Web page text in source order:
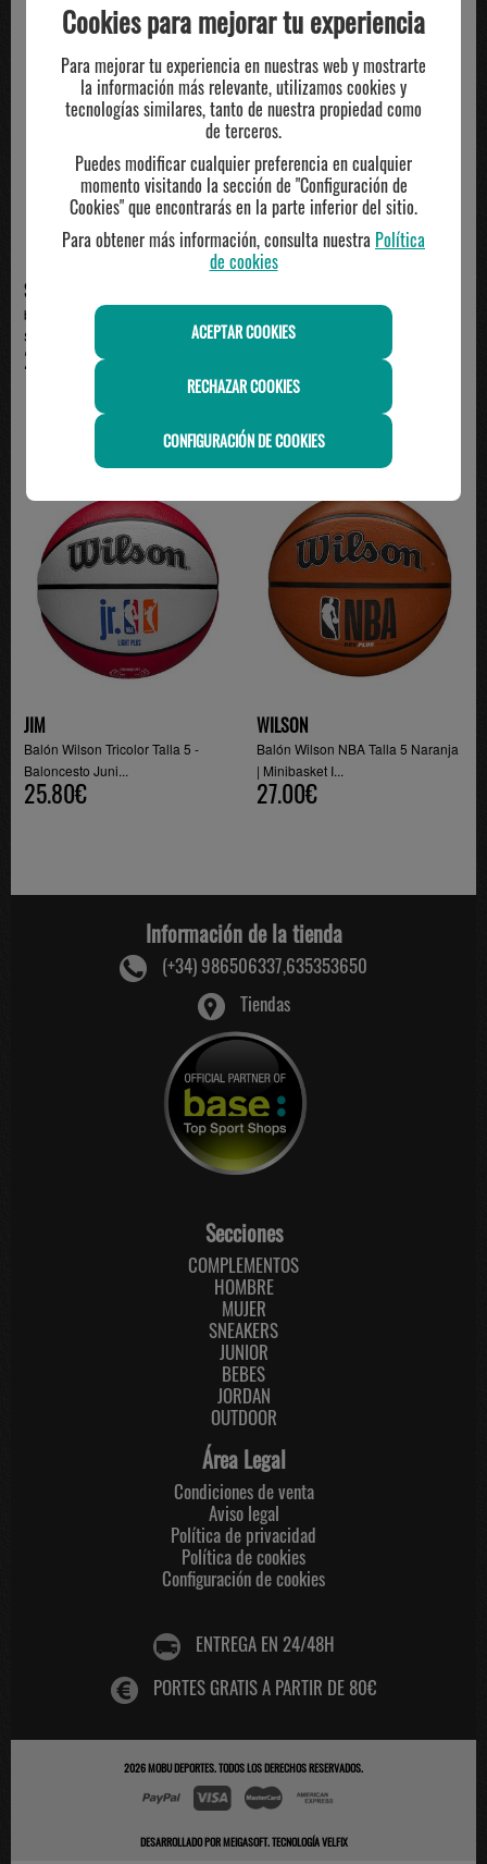
SPALDING
balón de baloncesto spalding 7
STREET GHOST, gr...
29.90€
Balón Wilson Gamebreaker Talla
5 | Baloncesto J...
JIM
Balón Wilson Tricolor Talla 5 -
Baloncesto Juni...
25.80€
WILSON
Balón Wilson NBA Talla 5 Naranja
| Minibasket I...
27.00€
Información de la tienda
(+34) 986506337,635353650
Tiendas
Secciones
COMPLEMENTOS
HOMBRE
MUJER
SNEAKERS
JUNIOR
BEBES
JORDAN
OUTDOOR
Área Legal
Condiciones de venta
Aviso legal
Política de privacidad
Política de cookies
Configuración de cookies
ENTREGA EN 24/48H
PORTES GRATIS A PARTIR DE 80€
2026MOBU DEPORTES. TODOS LOS DERECHOS RESERVADOS.
DESARROLLADO PORMEIGASOFT.TECNOLOGÍA VELFIX
Cookies para mejorar tu experiencia
Para mejorar tu experiencia en nuestras web y mostrarte
la información más relevante, utilizamos cookies y
tecnologías similares, tanto de nuestra propiedad como
de terceros.
Puedes modificar cualquier preferencia en cualquier
momento visitando la sección de "Configuración de
Cookies" que encontrarás en la parte inferior del sitio.
Para obtener más información, consulta nuestra Política
de cookies
ACEPTAR COOKIES
RECHAZAR COOKIES
CONFIGURACIÓN DE COOKIES